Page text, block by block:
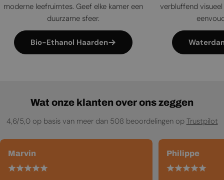
moderne leefruimtes. Geef elke kamer een
duurzame sfeer.
Bio-Ethanol Haarden
verbluffend
Wat onze klanten over ons zeggen
4,6/5,0 op basis van meer dan 508 beoordelingen op Trustpilot
Marvin Philippe